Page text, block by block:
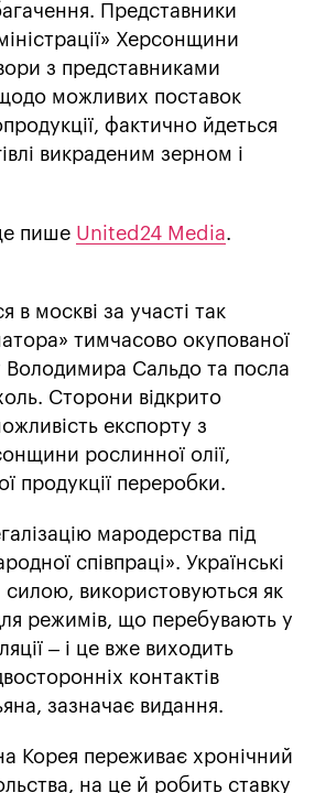
Представники
Херсонщини
з представниками
щодо можливих поставок
фактично йдеться
викраденим зерном і
пише United24 Media.
в москві за участі так
тимчасово окупованої
Володимира Сальдо та посла
Сторони відкрито
експорту з
рослинної олії,
продукції переробки.
мародерства під
співпраці». Українські
силою, використовуються як
режимів, що перебувають у
– і це вже виходить
контактів
зазначає видання.
Корея переживає хронічний
на це й робить ставку